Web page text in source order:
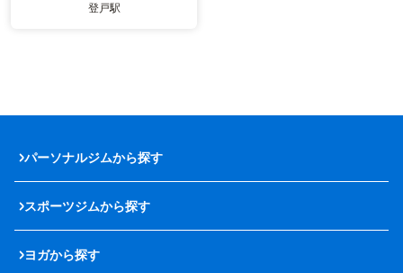
登戸駅
パーソナルジムから探す
スポーツジムから探す
ヨガから探す